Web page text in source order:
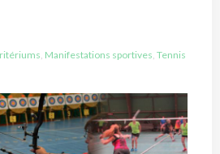
, Manifestations sportives, Tennis